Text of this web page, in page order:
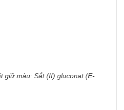
giữ màu: Sắt (II) gluconat (E-